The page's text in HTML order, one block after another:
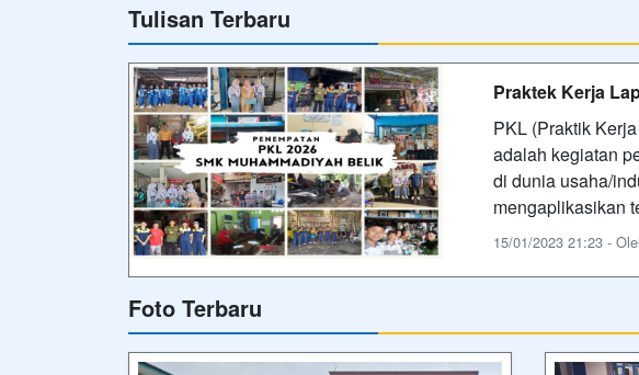
Pendidikan merupakan tiket untuk masa depan. Hari
Tulisan Terbaru
Praktek Kerja
PKL (Praktik
adalah kegiatan
di dunia usaha/
mengaplikasikan
15/01/2023 21:23 -
Foto Terbaru